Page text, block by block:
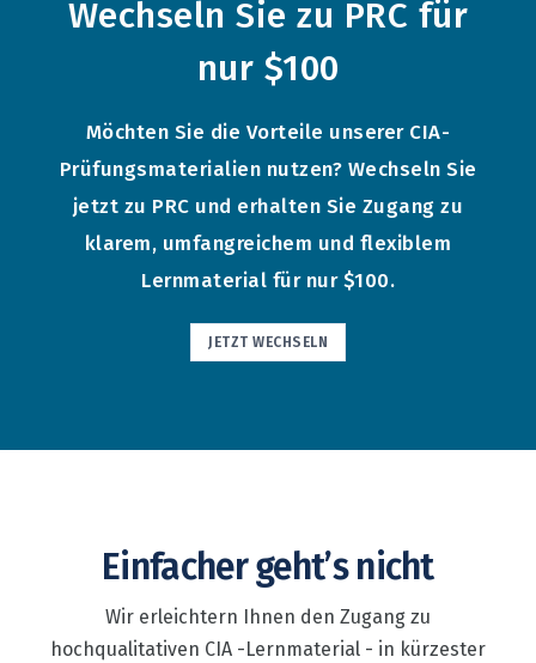
Wechseln Sie zu PRC für
nur $100
Möchten Sie die Vorteile unserer CIA-
Prüfungsmaterialien nutzen? Wechseln Sie
jetzt zu PRC und erhalten Sie Zugang zu
klarem, umfangreichem und flexiblem
Lernmaterial für nur $100.
JETZT WECHSELN
Einfacher geht’s nicht
Wir erleichtern Ihnen den Zugang zu
hochqualitativen CIA -Lernmaterial - in kürzester